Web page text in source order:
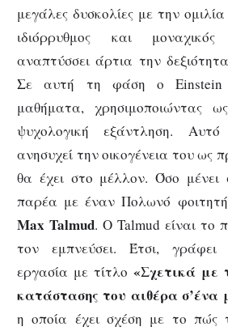
μεγάλες δυσκολίες με την
ιδιόρρυθμος και
αναπτύσσει άρτια την
Σε αυτή τη φάση ο Einstein
μαθήματα, χρησιμοποιώντας
ψυχολογική εξάντληση.
ανησυχεί την οικογένεια του ως
θα έχει στο μέλλον. Όσο μένει
παρέα με έναν Πολωνό φοιτητή
Max Talmud. Ο Talmud είναι το
τον εμπνεύσει. Έτσι, γράφει
εργασία με τίτλο «Σχετικά με
κατάστασης του αιθέρα σ’ένα
η οποία έχει σχέση με το πώς